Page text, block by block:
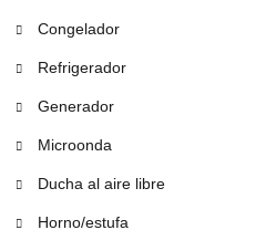
Congelador
Refrigerador
Generador
Microonda
Ducha al aire libre
Horno/estufa